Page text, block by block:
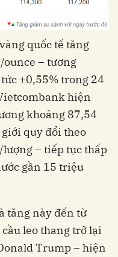
quốc tế tăng
ounce – tương
+0,55% trong 24
hiện
khoảng 87,54
quy đổi theo
– tiếp tục thấp
gần 15 triệu
tăng này đến từ
leo thang trở lại
Trump – hiện